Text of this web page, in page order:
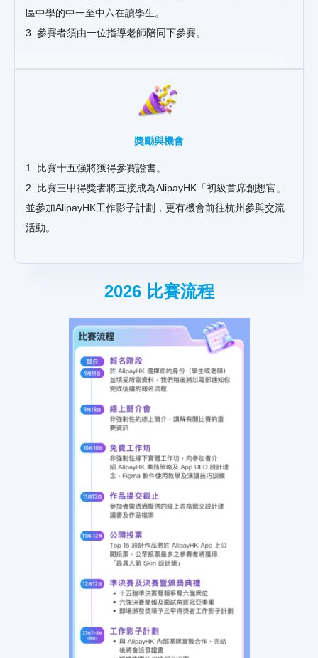
區中學的中一至中六在讀學生。
3. 參賽者須由一位指導老師陪同下參賽。
獎勵與機會
1. 比賽十五強將獲得參賽證書。
2. 比賽三甲得獎者將直接成為AlipayHK「初級首席創想官」
並參加AlipayHK工作影子計劃，更有機會前往杭州參與交流
活動。
2026 比賽流程